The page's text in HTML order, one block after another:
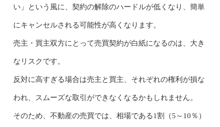
い」という風に、契約の解除のハードルが低くなり、簡単
にキャンセルされる可能性が高くなります。
売主・買主双方にとって売買契約が白紙になるのは、大き
なリスクです。
反対に高すぎる場合は売主と買主、それぞれの権利が損な
われ、スムーズな取引ができなくなるかもしれません。
そのため、不動産の売買では、相場である1割（5～10％）